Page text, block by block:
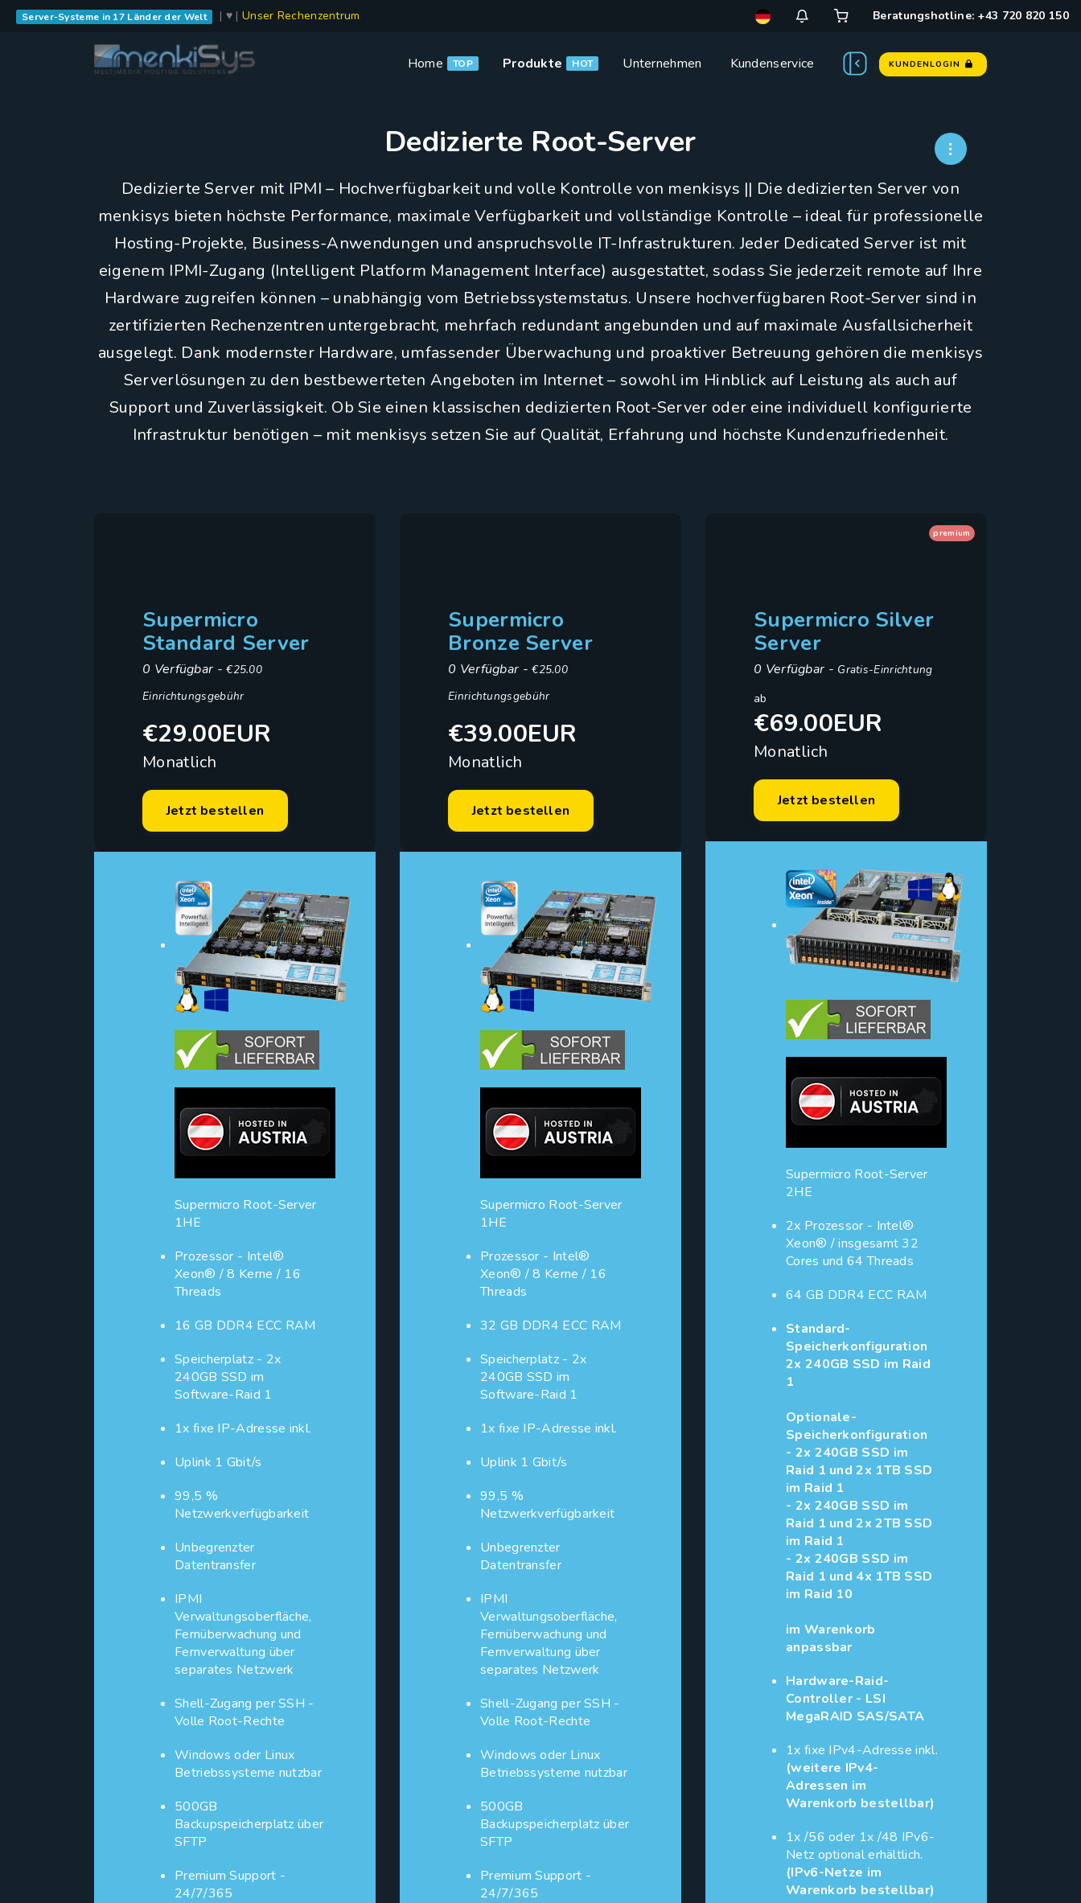
Server-Systeme in 17 Länder der Welt | ♥ | Unser Rechenzentrum Beratungshotline: +43 720 820 150
Home TOP Produkte HOT Unternehmen Kundenservice KUNDENLOGIN
Dedizierte Root-Server
Dedizierte Server mit IPMI – Hochverfügbarkeit und volle Kontrolle von menkisys || Die dedizierten Server von
menkisys bieten höchste Performance, maximale Verfügbarkeit und vollständige Kontrolle – ideal für professionelle
Hosting-Projekte, Business-Anwendungen und anspruchsvolle IT-Infrastrukturen. Jeder Dedicated Server ist mit
eigenem IPMI-Zugang (Intelligent Platform Management Interface) ausgestattet, sodass Sie jederzeit remote auf Ihre
Hardware zugreifen können – unabhängig vom Betriebssystemstatus. Unsere hochverfügbaren Root-Server sind in
zertifizierten Rechenzentren untergebracht, mehrfach redundant angebunden und auf maximale Ausfallsicherheit
ausgelegt. Dank modernster Hardware, umfassender Überwachung und proaktiver Betreuung gehören die menkisys
Serverlösungen zu den bestbewerteten Angeboten im Internet – sowohl im Hinblick auf Leistung als auch auf
Support und Zuverlässigkeit. Ob Sie einen klassischen dedizierten Root-Server oder eine individuell konfigurierte
Infrastruktur benötigen – mit menkisys setzen Sie auf Qualität, Erfahrung und höchste Kundenzufriedenheit.
Supermicro
Standard Server
0 Verfügbar -€25.00
Einrichtungsgebühr
€29.00EUR
Monatlich
Jetzt bestellen
Supermicro Root-Server
1HE
Prozessor - Intel®
Xeon® / 8 Kerne / 16
Threads
16 GB DDR4 ECC RAM
Speicherplatz - 2x
240GB SSD im
Software-Raid 1
1x fixe IP-Adresse inkl.
Uplink 1 Gbit/s
99,5 %
Netzwerkverfügbarkeit
Unbegrenzter
Datentransfer
IPMI
Verwaltungsoberfläche,
Fernüberwachung und
Fernverwaltung über
separates Netzwerk
Shell-Zugang per SSH -
Volle Root-Rechte
Windows oder Linux
Betriebssysteme nutzbar
500GB
Backupspeicherplatz über
SFTP
Premium Support -
24/7/365
Supermicro
Bronze Server
0 Verfügbar -€25.00
Einrichtungsgebühr
€39.00EUR
Monatlich
Jetzt bestellen
Supermicro Root-Server
1HE
Prozessor - Intel®
Xeon® / 8 Kerne / 16
Threads
32 GB DDR4 ECC RAM
Speicherplatz - 2x
240GB SSD im
Software-Raid 1
1x fixe IP-Adresse inkl.
Uplink 1 Gbit/s
99,5 %
Netzwerkverfügbarkeit
Unbegrenzter
Datentransfer
IPMI
Verwaltungsoberfläche,
Fernüberwachung und
Fernverwaltung über
separates Netzwerk
Shell-Zugang per SSH -
Volle Root-Rechte
Windows oder Linux
Betriebssysteme nutzbar
500GB
Backupspeicherplatz über
SFTP
Premium Support -
24/7/365
premium
Supermicro Silver
Server
0 Verfügbar - Gratis-Einrichtung
ab
€69.00EUR
Monatlich
Jetzt bestellen
Supermicro Root-Server
2HE
2x Prozessor - Intel®
Xeon® / insgesamt 32
Cores und 64 Threads
64 GB DDR4 ECC RAM
Standard-
Speicherkonfiguration
2x 240GB SSD im Raid
1
Optionale-
Speicherkonfiguration
- 2x 240GB SSD im
Raid 1 und 2x 1TB SSD
im Raid 1
- 2x 240GB SSD im
Raid 1 und 2x 2TB SSD
im Raid 1
- 2x 240GB SSD im
Raid 1 und 4x 1TB SSD
im Raid 10
im Warenkorb
anpassbar
Hardware-Raid-
Controller - LSI
MegaRAID SAS/SATA
1x fixe IPv4-Adresse inkl.
(weitere IPv4-
Adressen im
Warenkorb bestellbar)
1x /56 oder 1x /48 IPv6-
Netz optional erhältlich.
(IPv6-Netze im
Warenkorb bestellbar)